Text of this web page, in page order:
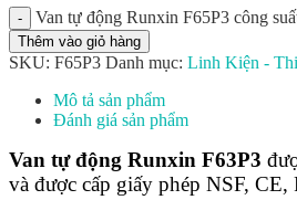
Van tự động Runxin F65P3 công
Thêm vào giỏ hàng
SKU: F65P3 Danh mục: Linh Kiện -
Mô tả sản phẩm
Đánh giá sản phẩm
Van tự động Runxin F63P3
và được cấp giấy phép NSF,